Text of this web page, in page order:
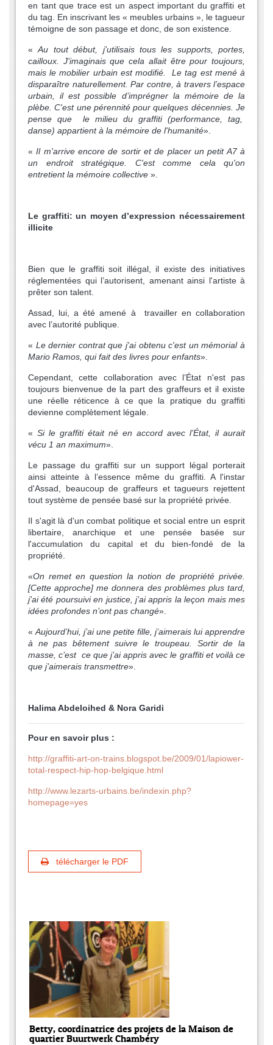
en tant que trace est un aspect important du graffiti et
du tag. En inscrivant les « meubles urbains », le tagueur
témoigne de son passage et donc, de son existence.
« Au tout début, j'utilisais tous les supports, portes,
cailloux. J'imaginais que cela allait être pour toujours,
mais le mobilier urbain est modifié. Le tag est mené à
disparaître naturellement. Par contre, à travers l’espace
urbain, il est possible d’imprégner la mémoire de la
plèbe. C'est une pérennité pour quelques décennies. Je
pense que le milieu du graffiti (performance, tag,
danse) appartient à la mémoire de l'humanité».
« Il m'arrive encore de sortir et de placer un petit A7 à
un endroit stratégique. C'est comme cela qu'on
entretient la mémoire collective ».
Le graffiti: un moyen d’expression nécessairement
illicite
Bien que le graffiti soit illégal, il existe des initiatives
réglementées qui l’autorisent, amenant ainsi l'artiste à
prêter son talent.
Assad, lui, a été amené à travailler en collaboration
avec l’autorité publique.
« Le dernier contrat que j'ai obtenu c'est un mémorial à
Mario Ramos, qui fait des livres pour enfants».
Cependant, cette collaboration avec l’État n'est pas
toujours bienvenue de la part des graffeurs et il existe
une réelle réticence à ce que la pratique du graffiti
devienne complètement légale.
« Si le graffiti était né en accord avec l’État, il aurait
vécu 1 an maximum».
Le passage du graffiti sur un support légal porterait
ainsi atteinte à l’essence même du graffiti. A l'instar
d'Assad, beaucoup de graffeurs et tagueurs rejettent
tout système de pensée basé sur la propriété privée.
Il s'agit là d'un combat politique et social entre un esprit
libertaire, anarchique et une pensée basée sur
l'accumulation du capital et du bien-fondé de la
propriété.
«On remet en question la notion de propriété privée.
[Cette approche] me donnera des problèmes plus tard,
j'ai été poursuivi en justice, j’ai appris la leçon mais mes
idées profondes n’ont pas changé».
« Aujourd’hui, j’ai une petite fille, j’aimerais lui apprendre
à ne pas bêtement suivre le troupeau. Sortir de la
masse, c’est ce que j’ai appris avec le graffiti et voilà ce
que j’aimerais transmettre».
Halima Abdeloihed & Nora Garidi
Pour en savoir plus :
http://graffiti-art-on-trains.blogspot.be/2009/01/lapiower-
total-respect-hip-hop-belgique.html
http://www.lezarts-urbains.be/indexin.php?
homepage=yes
télécharger le PDF
Betty, coordinatrice des projets de la Maison de
quartier Buurtwerk Chambéry